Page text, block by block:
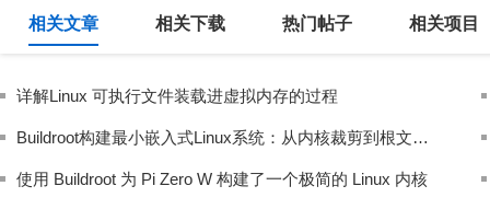
相关文章 相关下载 热门帖子 相关项目
详解Linux 可执行文件装载进虚拟内存的过程
Buildroot构建最小嵌入式Linux系统：从内核裁剪到根文件系统定制
使用 Buildroot 为 Pi Zero W 构建了一个极简的 Linux 内核